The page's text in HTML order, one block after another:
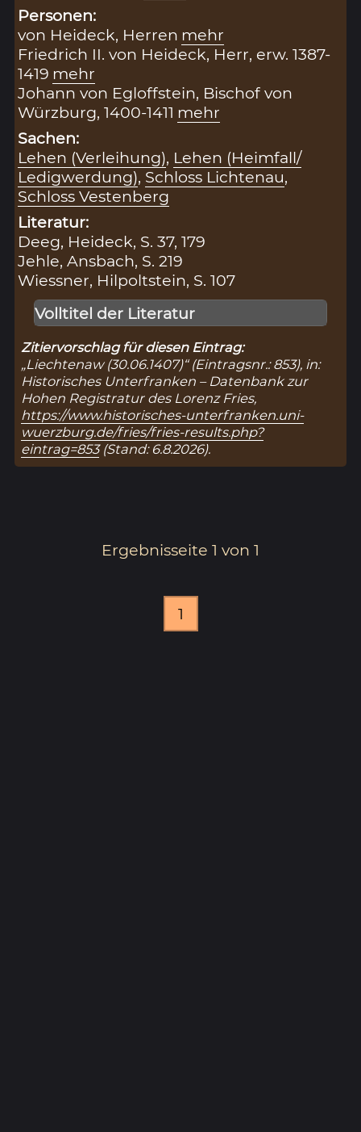
Personen:
von Heideck, Herren mehr
Friedrich II. von Heideck, Herr, erw. 1387-
1419 mehr
Johann von Egloffstein, Bischof von
Würzburg, 1400-1411 mehr
Sachen:
Lehen (Verleihung), Lehen (Heimfall/
Ledigwerdung), Schloss Lichtenau,
Schloss Vestenberg
Literatur:
Deeg, Heideck, S. 37, 179
Jehle, Ansbach, S. 219
Wiessner, Hilpoltstein, S. 107
Volltitel der Literatur
Zitiervorschlag für diesen Eintrag:
„Liechtenaw (30.06.1407)“ (Eintragsnr.: 853), in:
Historisches Unterfranken – Datenbank zur
Hohen Registratur des Lorenz Fries,
https://www.historisches-unterfranken.uni-
wuerzburg.de/fries/fries-results.php?
eintrag=853(Stand: 6.8.2026).
Ergebnisseite 1 von 1
1